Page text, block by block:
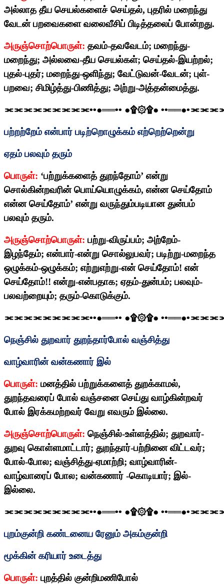
அல்லாத தீய செயல்களைச் செய்தல், புதரில் மறைந்து
வேடன் பறவைகளை வலைவீசிப் பிடித்தலைப் போன்றது.
அருஞ்சொற்பொருள்: தவம்-தவவேடம்; மறைந்து-
மறைந்து; அல்லவை-தீய செயல்கள்; செய்தல்-இயற்றல்;
புதல்-புதர்; மறைந்து-ஒளிந்து; வேட்டுவன்-வேடன்; புள்-
பறவை; சிமிழ்த்து-பிணித்து; அற்று-அத்தன்மைத்து.
⫘⫘⫘⫘⫘⫘⫘⫘⫘••●══•• ●۩۞۩● ••══●•
பற்றற்றேம் என்பார் படிற்றொழுக்கம் எற்றெற்றென்று
ஏதம் பலவும் தரும்
பொருள்: ‘பற்றுக்களைத் துறந்தோம்’ என்று
சொல்கின்றவரின் பொய்யொழுக்கம், என்ன செய்தோம்
என்ன செய்தோம்’ என்று வருந்தும்படியான துன்பம்
பலவும் தரும்.
அருஞ்சொற்பொருள்: பற்று-விருப்பம்; அற்றேம்-
இழந்தேம்; என்பார்-என்று சொல்லுபவர்; படிற்று-மறைந்த
ஒழுக்கம்-ஒழுக்கம்; எற்றுஎற்று-என் செய்தோம்! என்
செய்தோம்!! என்று-என்பதாக; ஏதம்-துன்பம்; பலவும்-
பலவற்றையும்; தரும்-கொடுக்கும்.
⫘⫘⫘⫘⫘⫘⫘⫘⫘••●══•• ●۩۞۩● ••══●•
நெஞ்சில் துறவார் துறந்தார்போல் வஞ்சித்து
வாழ்வாரின் வன்கணார் இல்
பொருள்: மனத்தில் பற்றுக்களைத் துறக்காமல்,
துறந்தவரைப் போல் வஞ்சனை செய்து வாழ்கின்றவர்
போல் இரக்கமற்றவர் வேறு எவரும் இல்லை.
அருஞ்சொற்பொருள்: நெஞ்சில்-உள்ளத்தில்; துறவார்-
துறவு கொள்ளமாட்டார்; துறந்தார்-பற்றினை விட்டவர்;
போல்-போல; வஞ்சித்து-ஏமாற்றி; வாழ்வாரின்-
வாழ்வாரைப் போல; வன்கணார் -கொடியார்; இல்-
இல்லை.
⫘⫘⫘⫘⫘⫘⫘⫘⫘••●══•• ●۩۞۩● ••══●•
புறம்குன்றி கண்டனைய ரேனும் அகம்குன்றி
மூக்கின் கரியார் உடைத்து
பொருள்: புறத்தில் குன்றிமணிபோல்